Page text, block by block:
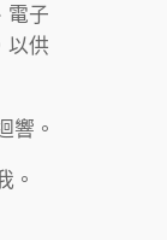
電子
以供
響。
。